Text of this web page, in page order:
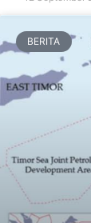
BERITA